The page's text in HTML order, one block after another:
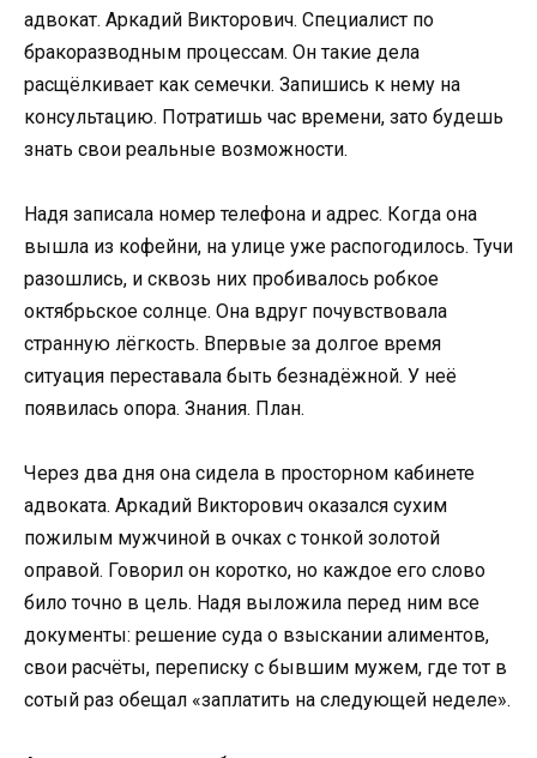
адвокат. Аркадий Викторович. Специалист по
бракоразводным процессам. Он такие дела
расщёлкивает как семечки. Запишись к нему на
консультацию. Потратишь час времени, зато будешь
знать свои реальные возможности.
Надя записала номер телефона и адрес. Когда она
вышла из кофейни, на улице уже распогодилось. Тучи
разошлись, и сквозь них пробивалось робкое
октябрьское солнце. Она вдруг почувствовала
странную лёгкость. Впервые за долгое время
ситуация переставала быть безнадёжной. У неё
появилась опора. Знания. План.
Через два дня она сидела в просторном кабинете
адвоката. Аркадий Викторович оказался сухим
пожилым мужчиной в очках с тонкой золотой
оправой. Говорил он коротко, но каждое его слово
било точно в цель. Надя выложила перед ним все
документы: решение суда о взыскании алиментов,
свои расчёты, переписку с бывшим мужем, где тот в
сотый раз обещал «заплатить на следующей неделе».